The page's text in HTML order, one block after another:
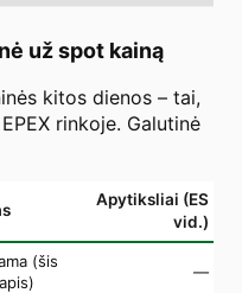
už spot kainą
kitos dienos – tai,
rinkoje. Galutinė
Apytiksliai (ES
vid.)
(šis
—